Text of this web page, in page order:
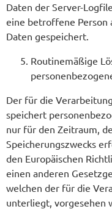
Daten der Server-
eine betroffene Person
Daten gespeichert.
Routinemäßige
Der für die
speichert
nur für den Zeitraum,
Speicherungszwecks
den Europäischen
einen anderen
welchen der für die
unterliegt, vorgesehen